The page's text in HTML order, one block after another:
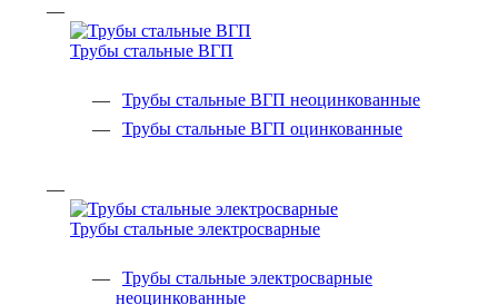
Трубы стальные ВГП
Трубы стальные ВГП неоцинкованные
Трубы стальные ВГП оцинкованные
Трубы стальные электросварные
Трубы стальные электросварные
неоцинкованные